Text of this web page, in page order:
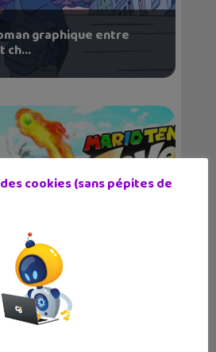
graphique entre
ch...
Fever : une bande-
prom...
cookies (sans pépites de